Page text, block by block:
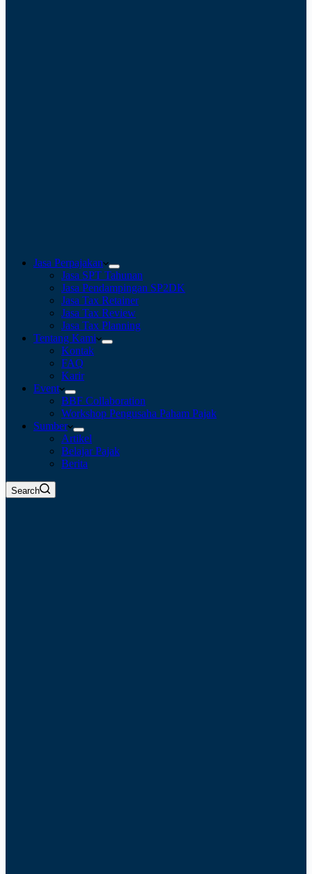
Jasa Perpajakan
Jasa SPT Tahunan
Jasa Pendampingan SP2DK
Jasa Tax Retainer
Jasa Tax Review
Jasa Tax Planning
Tentang Kami
Kontak
FAQ
Karir
Event
BBF Collaboration
Workshop Pengusaha Paham Pajak
Sumber
Artikel
Belajar Pajak
Berita
Search